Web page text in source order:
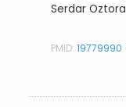
Serdar Oztora
PMID:19779990